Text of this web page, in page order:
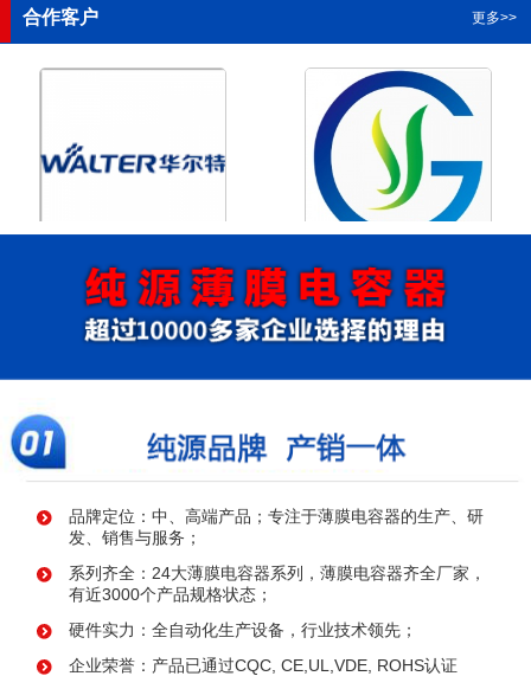
合作客户 更多>>
浙江华尔特机电股份有限公
司
浙江格瑶科技股份有限公司
品牌定位：中、高端产品；专注于薄膜电容器的生产、研
发、销售与服务；
系列齐全：24大薄膜电容器系列，薄膜电容器齐全厂家，
有近3000个产品规格状态；
硬件实力：全自动化生产设备，行业技术领先；
企业荣誉：产品已通过CQC, CE,UL,VDE, ROHS认证